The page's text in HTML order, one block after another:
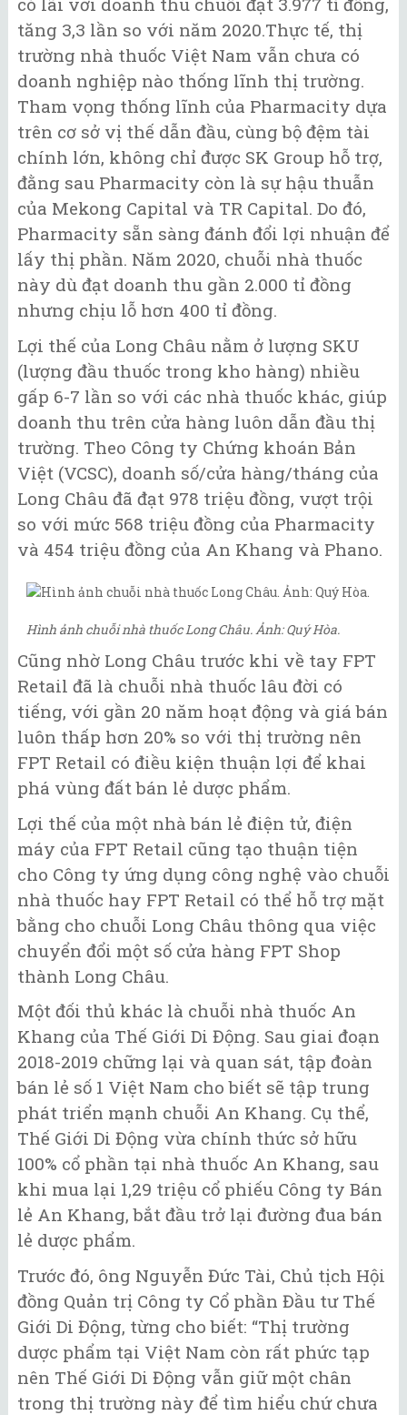
tăng 3,3 lần so với năm 2020.Thực tế, thị
trường nhà thuốc Việt Nam vẫn chưa có
doanh nghiệp nào thống lĩnh thị trường.
Tham vọng thống lĩnh của Pharmacity dựa
trên cơ sở vị thế dẫn đầu, cùng bộ đệm tài
chính lớn, không chỉ được SK Group hỗ trợ,
đằng sau Pharmacity còn là sự hậu thuẫn
của Mekong Capital và TR Capital. Do đó,
Pharmacity sẵn sàng đánh đổi lợi nhuận để
lấy thị phần. Năm 2020, chuỗi nhà thuốc
này dù đạt doanh thu gần 2.000 tỉ đồng
nhưng chịu lỗ hơn 400 tỉ đồng.
Lợi thế của Long Châu nằm ở lượng SKU
(lượng đầu thuốc trong kho hàng) nhiều
gấp 6-7 lần so với các nhà thuốc khác, giúp
doanh thu trên cửa hàng luôn dẫn đầu thị
trường. Theo Công ty Chứng khoán Bản
Việt (VCSC), doanh số/cửa hàng/tháng của
Long Châu đã đạt 978 triệu đồng, vượt trội
so với mức 568 triệu đồng của Pharmacity
và 454 triệu đồng của An Khang và Phano.
Hình ảnh chuỗi nhà thuốc Long Châu. Ảnh: Quý Hòa.
Cũng nhờ Long Châu trước khi về tay FPT
Retail đã là chuỗi nhà thuốc lâu đời có
tiếng, với gần 20 năm hoạt động và giá bán
luôn thấp hơn 20% so với thị trường nên
FPT Retail có điều kiện thuận lợi để khai
phá vùng đất bán lẻ dược phẩm.
Lợi thế của một nhà bán lẻ điện tử, điện
máy của FPT Retail cũng tạo thuận tiện
cho Công ty ứng dụng công nghệ vào chuỗi
nhà thuốc hay FPT Retail có thể hỗ trợ mặt
bằng cho chuỗi Long Châu thông qua việc
chuyển đổi một số cửa hàng FPT Shop
thành Long Châu.
Một đối thủ khác là chuỗi nhà thuốc An
Khang của Thế Giới Di Động. Sau giai đoạn
2018-2019 chững lại và quan sát, tập đoàn
bán lẻ số 1 Việt Nam cho biết sẽ tập trung
phát triển mạnh chuỗi An Khang. Cụ thể,
Thế Giới Di Động vừa chính thức sở hữu
100% cổ phần tại nhà thuốc An Khang, sau
khi mua lại 1,29 triệu cổ phiếu Công ty Bán
lẻ An Khang, bắt đầu trở lại đường đua bán
lẻ dược phẩm.
Trước đó, ông Nguyễn Đức Tài, Chủ tịch Hội
đồng Quản trị Công ty Cổ phần Đầu tư Thế
Giới Di Động, từng cho biết: “Thị trường
dược phẩm tại Việt Nam còn rất phức tạp
nên Thế Giới Di Động vẫn giữ một chân
trong thị trường này để tìm hiểu chứ chưa